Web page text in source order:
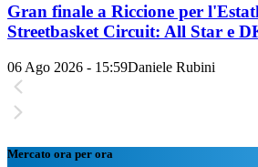
Gran finale a Riccione per
Streetbasket Circuit: All Star e
06 Ago 2026 - 15:59Daniele Rubini
Mercato ora per ora